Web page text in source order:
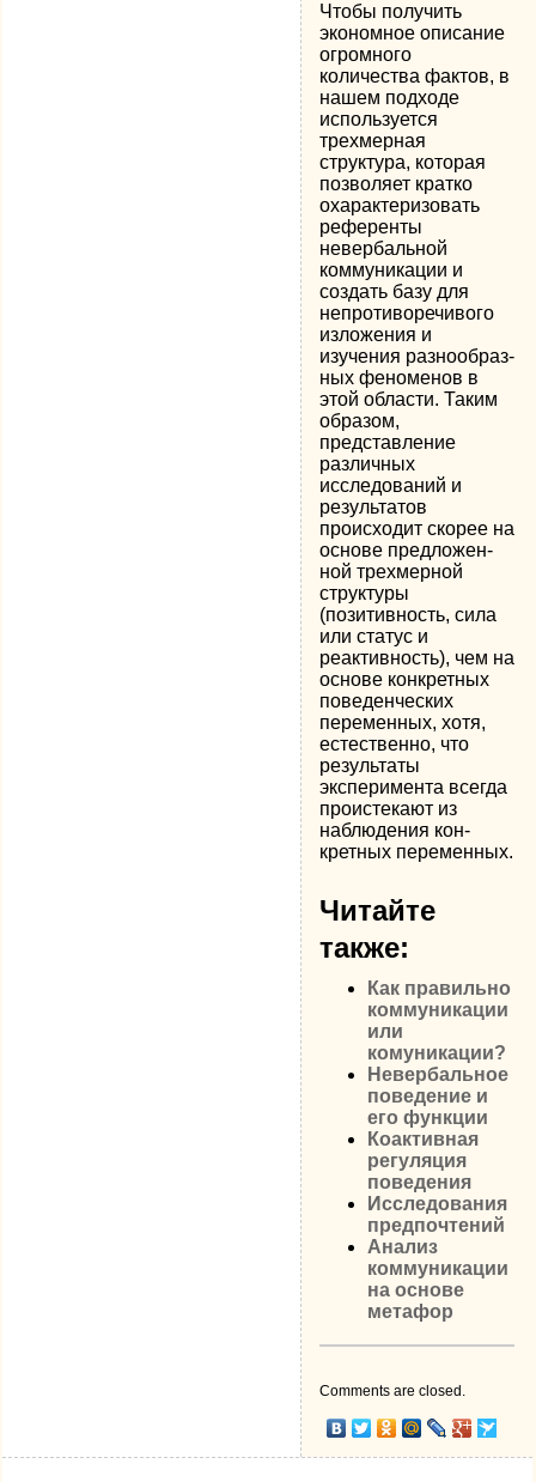
Чтобы получить
экономное описание
огромного
количества фак­тов, в
нашем подходе
используется
трехмерная
структура, которая
позво­ляет кратко
охарактеризовать
референты
невербальной
коммуникации и
создать базу для
непротиворечивого
изложения и
изучения разнообраз­
ных феноменов в
этой области. Таким
образом,
представление
различ­ных
исследований и
результатов
происходит скорее на
основе предложен­
ной трехмерной
структуры
(позитивность, сила
или статус и
реактивность), чем на
основе конкретных
поведенческих
переменных, хотя,
естествен­но, что
результаты
эксперимента всегда
проистекают из
наблюдения кон­
кретных переменных.
Читайте
также:
Как правильно
коммуникации
или
комуникации?
Невербальное
поведение и
его функции
Коактивная
регуляция
поведения
Исследования
предпочтений
Анализ
коммуникации
на основе
метафор
Comments are closed.